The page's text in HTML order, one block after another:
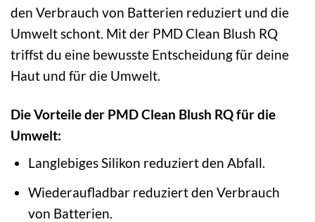
den Verbrauch von Batterien reduziert und die
Umwelt schont. Mit der PMD Clean Blush RQ
triffst du eine bewusste Entscheidung für deine
Haut und für die Umwelt.
Die Vorteile der PMD Clean Blush RQ für die
Umwelt:
Langlebiges Silikon reduziert den Abfall.
Wiederaufladbar reduziert den Verbrauch
von Batterien.